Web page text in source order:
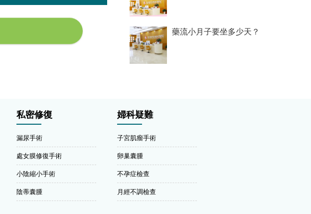
藥流小月子要坐多少天？
私密修復
漏尿手術
處女膜修復手術
小陰縮小手術
陰蒂囊腫
婦科疑難
子宮肌瘤手術
卵巢囊腫
不孕症檢查
月經不調檢查